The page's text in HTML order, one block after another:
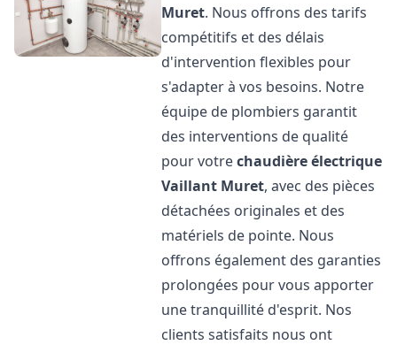
Muret. Nous offrons des tarifs
compétitifs et des délais
d'intervention flexibles pour
s'adapter à vos besoins. Notre
équipe de plombiers garantit
des interventions de qualité
pour votrechaudière électrique
Vaillant Muret, avec des pièces
détachées originales et des
matériels de pointe. Nous
offrons également des garanties
prolongées pour vous apporter
une tranquillité d'esprit. Nos
clients satisfaits nous ont